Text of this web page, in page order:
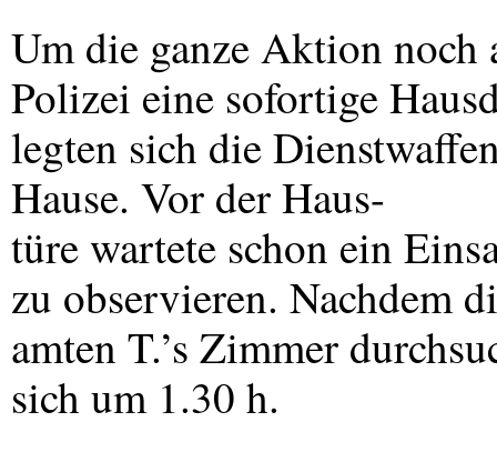
Um die ganze Aktion noch
Polizei eine sofortige
legten sich die
Hause. Vor der Haus-
türe wartete schon ein
zu observieren. Nachdem
amten T.’s Zimmer
sich um 1.30 h.